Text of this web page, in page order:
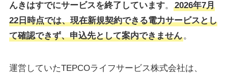
んきはすでにサービスを終了しています。
2026年7月
22日時点では、現在新規契約できる電力サービスとし
て確認できず、申込先として案内できません。
運営していたTEPCOライフサービス株式会社は、